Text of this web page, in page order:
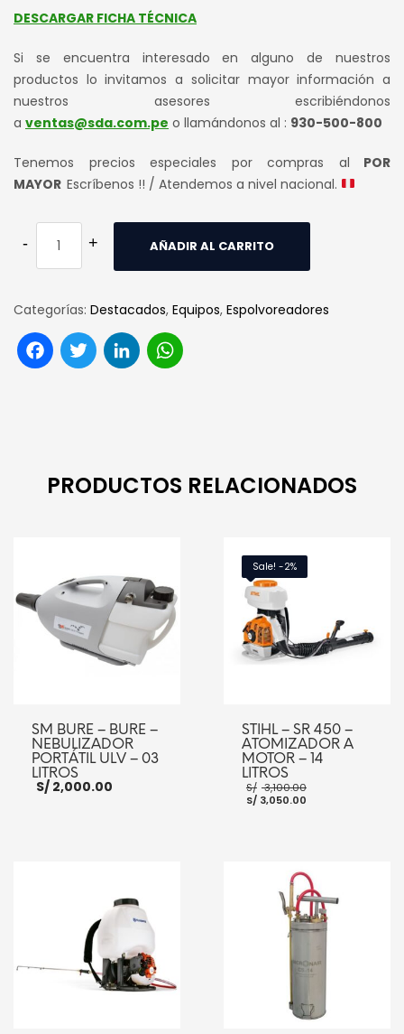
DESCARGAR FICHA TÉCNICA
Si se encuentra interesado en alguno de nuestros
productos lo invitamos a solicitar mayor información a
nuestros asesores escribiéndonos
a ventas@sda.com.pe o llamándonos al : 930-500-800
Tenemos precios especiales por compras al POR
MAYOR Escríbenos !! / Atendemos a nivel nacional.
AÑADIR AL CARRITO
Categorías: Destacados, Equipos, Espolvoreadores
Facebook
TwitterLinkedIn
PRODUCTOS RELACIONADOS
SM BURE – BURE –
NEBULIZADOR
PORTÁTIL ULV – 03
LITROS
S/ 2,000.00
Sale! -2%
STIHL – SR 450 –
ATOMIZADOR A
MOTOR – 14
LITROS
S/ 3,100.00
S/3,050.00
AÑADIR AL CARRITO